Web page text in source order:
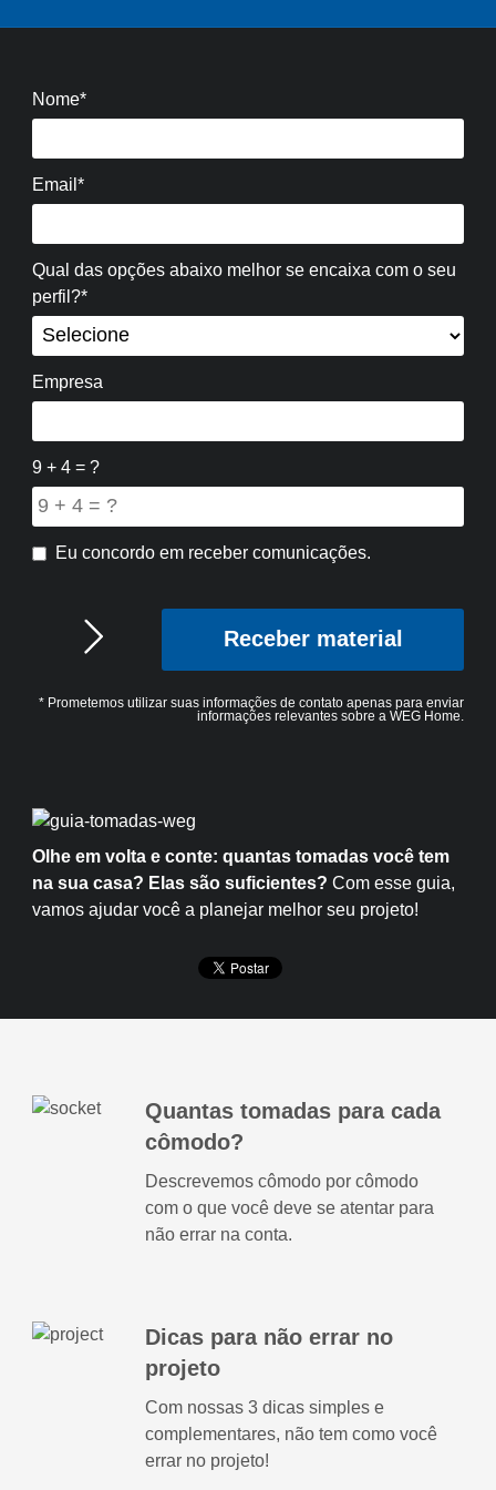
Nome*
Email*
Qual das opções abaixo melhor se encaixa com o seu
perfil?*
Empresa
9 + 4 = ?
Eu concordo em receber comunicações.
* Prometemos utilizar suas informações de contato apenas para enviar
informações relevantes sobre a WEG Home.
Olhe em volta e conte: quantas tomadas você tem
na sua casa? Elas são suficientes? Com esse guia,
vamos ajudar você a planejar melhor seu projeto!
Quantas tomadas para cada
cômodo?
Descrevemos cômodo por cômodo
com o que você deve se atentar para
não errar na conta.
Dicas para não errar no
projeto
Com nossas 3 dicas simples e
complementares, não tem como você
errar no projeto!